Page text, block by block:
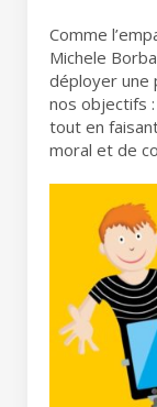
Comme
Michele
déployer une
nos objectifs
tout en
moral et de